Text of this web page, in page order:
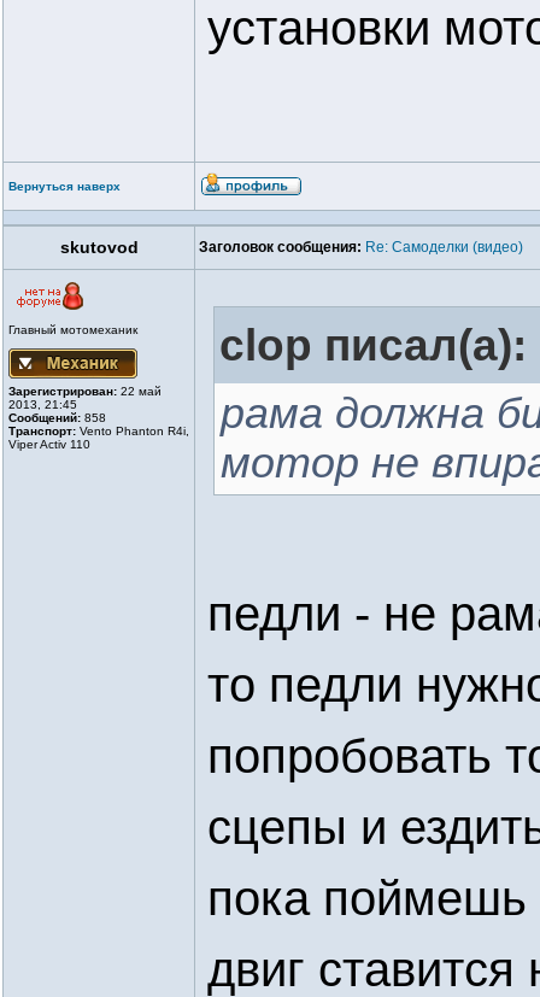
установки
Вернуться наверх
skutovod Заголовок сообщения: Re: Самоделки (видео)
Главный мотомеханик
Зарегистрирован: 22 май
2013, 21:45
Сообщений: 858
Транспорт: Vento Phanton R4i,
Viper Activ 110
clop писал(а):
рама должна
мотор не
педли - не
то педли
попробовать
сцепы и
пока поймешь
двиг